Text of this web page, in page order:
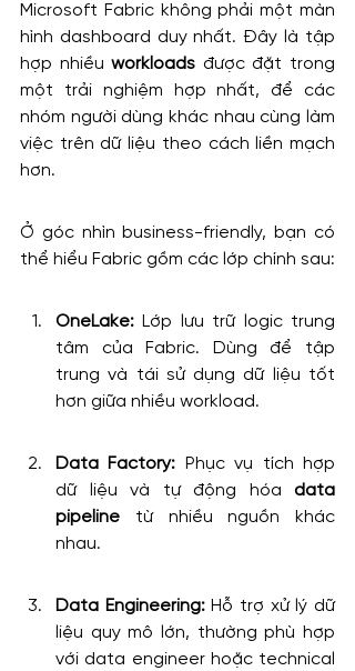
Microsoft Fabric không phải một màn
hình dashboard duy nhất. Đây là tập
hợp nhiều workloads được đặt trong
một trải nghiệm hợp nhất, để các
nhóm người dùng khác nhau cùng làm
việc trên dữ liệu theo cách liền mạch
hơn.
Ở góc nhìn business-friendly, bạn có
thể hiểu Fabric gồm các lớp chính sau:
OneLake: Lớp lưu trữ logic trung
tâm của Fabric. Dùng để tập
trung và tái sử dụng dữ liệu tốt
hơn giữa nhiều workload.
Data Factory:
Phục vụ tích hợp
dữ liệu và tự động hóa data
pipeline từ nhiều nguồn khác
nhau.
Data Engineering: Hỗ trợ xử lý dữ
liệu quy mô lớn, thường phù hợp
với data engineer hoặc technical